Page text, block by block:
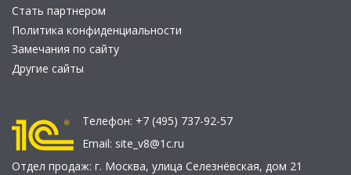
Стать партнером
Политика конфиденциальности
Замечания по сайту
Другие сайты
Телефон: +7 (495) 737-92-57
Email: site_v8@1c.ru
Отдел продаж: г. Москва, улица Селезнёвская, дом 21